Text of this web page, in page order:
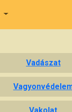
Vadászat